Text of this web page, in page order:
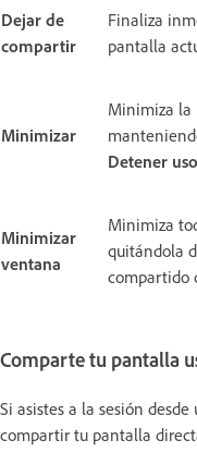
Dejar de
compartir
Finaliza
pantalla
Minimizar
Minimiza la
Detener
Minimizar
ventana
Minimiza
quitándola
compartido
Comparte tu pantalla
Si asistes a la sesión
compartir tu pantalla